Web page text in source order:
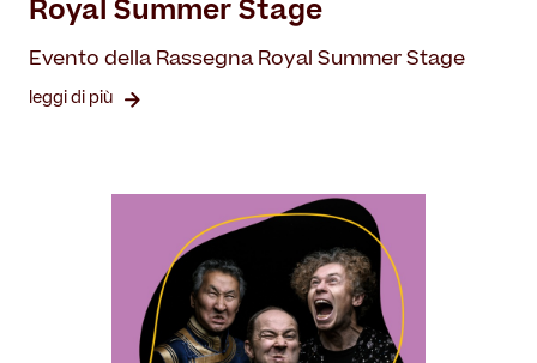
Royal Summer Stage
Evento della Rassegna Royal Summer Stage
leggi di più